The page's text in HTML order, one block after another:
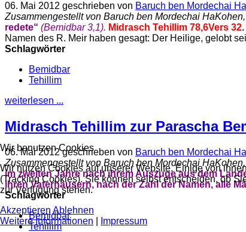
06. Mai 2012 geschrieben von Baruch ben Mordechai
Zusammengestellt von Baruch ben Mordechai
redete“ (Bemidbar 3,1). Midrasch Tehillim 78,6Vers 32.
Namen des R. Meir haben gesagt: Der Heilige, gelobt sei
Schlagwörter
Bemidbar
Tehillim
weiterlesen ...
Midrasch Tehillim zur Parascha
06. Mai 2012geschrieben von Baruch ben Mordechai
Zusammengestellt von Baruch ben Mordechai
im zweiten Jahre nach ihrem Auszuge aus dem
ihren Vaterhäusern, nach der Zahl der Namen, alle
Schlagwörter
Bemidbar
Tehillim
Wir benutzen Cookies
Wir nutzen Cookies auf unserer Website. Einige von
(Tracking Cookies). Sie können selbst entscheiden, ob
zur Verfügung stehen.
Akzeptieren Ablehnen
Weitere Informationen
Impressum